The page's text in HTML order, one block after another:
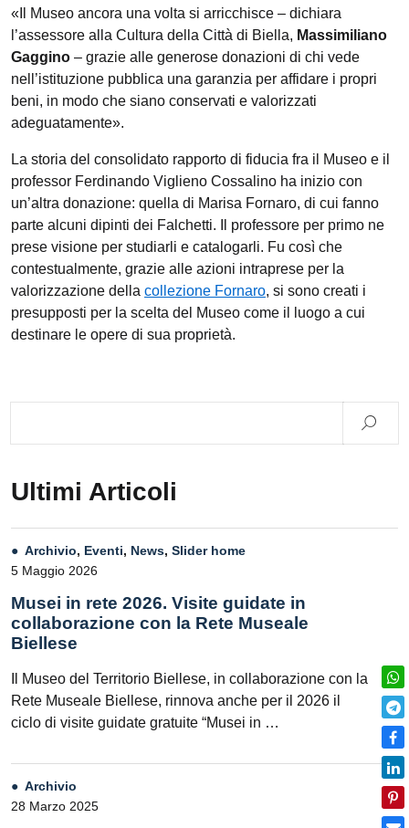
«Il Museo ancora una volta si arricchisce – dichiara
l’assessore alla Cultura della Città di Biella, Massimiliano
Gaggino – grazie alle generose donazioni di chi vede
nell’istituzione pubblica una garanzia per affidare i propri
beni, in modo che siano conservati e valorizzati
adeguatamente».
La storia del consolidato rapporto di fiducia fra il Museo e il
professor Ferdinando Viglieno Cossalino ha inizio con
un’altra donazione: quella di Marisa Fornaro, di cui fanno
parte alcuni dipinti dei Falchetti. Il professore per primo ne
prese visione per studiarli e catalogarli. Fu così che
contestualmente, grazie alle azioni intraprese per la
valorizzazione della collezione Fornaro, si sono creati i
presupposti per la scelta del Museo come il luogo a cui
destinare le opere di sua proprietà.
Ultimi Articoli
Archivio, Eventi, News, Slider home
5 Maggio 2026
Musei in rete 2026. Visite guidate in
collaborazione con la Rete Museale
Biellese
Il Museo del Territorio Biellese, in collaborazione con la
Rete Museale Biellese, rinnova anche per il 2026 il
ciclo di visite guidate gratuite “Musei in …
Archivio
28 Marzo 2025